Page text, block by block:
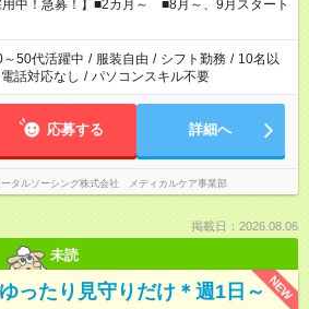
仕事の勤務時間。 合計で週40時間を超える場
ん。
用中！急募！】■2カ月～ ■8月～、9月スタート
～50代活躍中 / 服装自由 / シフト勤務 / 10名以
電話対応なし / パソコンスキル不要
応募する 詳細へ
ータルソーシング株式会社 メディカルケア事業部
掲載日：2026.08.06
未読
NEW
ったり見守りだけ＊週1日～